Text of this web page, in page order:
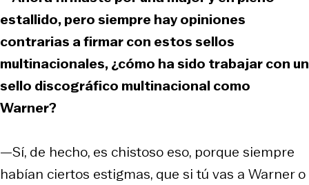
estallido, pero siempre hay opiniones
contrarias a firmar con estos sellos
multinacionales, ¿cómo ha sido trabajar con un
sello discográfico multinacional como
Warner?
—Sí, de hecho, es chistoso eso, porque siempre
habían ciertos estigmas, que si tú vas a Warner o